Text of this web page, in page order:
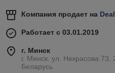
Компания продает на
Работает с 03.01.2019
г. Минск
г. Минск. ул. Некрасова 73,
Беларусь